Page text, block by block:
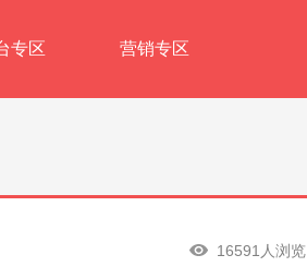
专区 营销专区
16591人浏览